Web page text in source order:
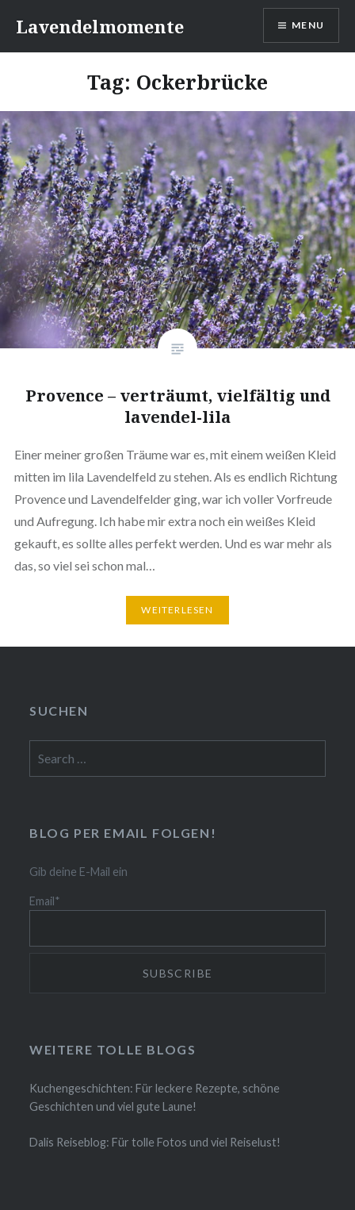
content
Lavendelmomente MENU
Tag: Ockerbrücke
Provence – verträumt, vielfältig und
lavendel-lila
Einer meiner großen Träume war es, mit einem weißen Kleid
mitten im lila Lavendelfeld zu stehen. Als es endlich Richtung
Provence und Lavendelfelder ging, war ich voller Vorfreude
und Aufregung. Ich habe mir extra noch ein weißes Kleid
gekauft, es sollte alles perfekt werden. Und es war mehr als
das, so viel sei schon mal…
WEITERLESEN
SUCHEN
for:
BLOG PER EMAIL FOLGEN!
Gib deine E-Mail ein
Email*
WEITERE TOLLE BLOGS
Kuchengeschichten: Für leckere Rezepte, schöne
Geschichten und viel gute Laune!
Dalis Reiseblog: Für tolle Fotos und viel Reiselust!